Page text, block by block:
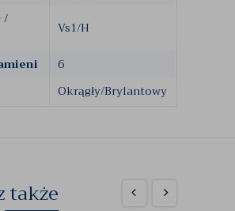
/
Vs1/H
6
Okrągły/Brylantowy
także